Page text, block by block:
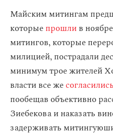
Майским митингам
которыепрошлив
митингов, которые
милицией, пострадали
минимум трое жителей
власти все жесогласились
пообещав объективно
Зиебекова и наказать
задерживать